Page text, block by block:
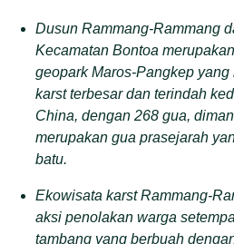
Dusun Rammang-Rammang
Kecamatan Bontoa
geopark Maros-Pangkep
karst terbesar dan terindah
China, dengan 268 gua,
merupakan gua prasejarah
batu.
Ekowisata karst Rammang-
aksi penolakan warga
tambang yang berbuah